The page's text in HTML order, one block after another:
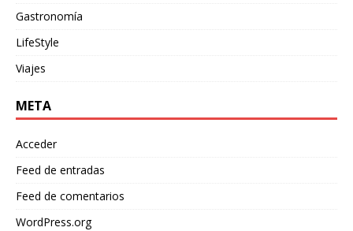
Gastronomía
LifeStyle
Viajes
META
Acceder
Feed de entradas
Feed de comentarios
WordPress.org